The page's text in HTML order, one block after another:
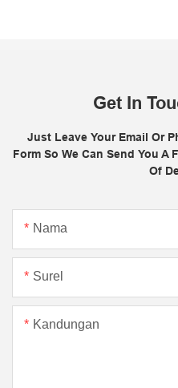
Get In
Just Leave Your Email Or
Form So We Can Send You A
Of
Nama
Surel
Kandungan